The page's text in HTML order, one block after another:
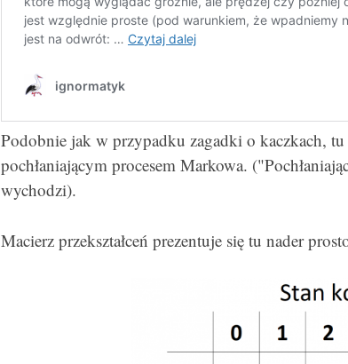
Podobnie jak w przypadku zagadki o kaczkach,
pochłaniającym procesem Markowa.
wychodzi).
Macierz przekształceń prezentuje się tu nader